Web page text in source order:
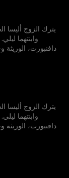
يترك الزوج أليسا
وابنتهما
دافنبورت، الوريثة
يترك الزوج أليسا
وابنتهما
دافنبورت، الوريثة